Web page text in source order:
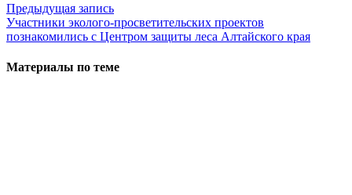
Предыдущая запись
Участники эколого-просветительских проектов
познакомились с Центром защиты леса Алтайского края
Материалы по теме